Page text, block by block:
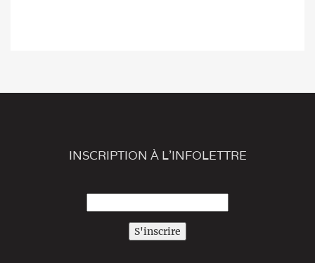
INSCRIPTION À L'INFOLETTRE
S'inscrire